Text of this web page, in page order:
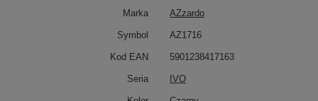
Marka AZzardo
Symbol AZ1716
Kod EAN 5901238417163
Seria IVO